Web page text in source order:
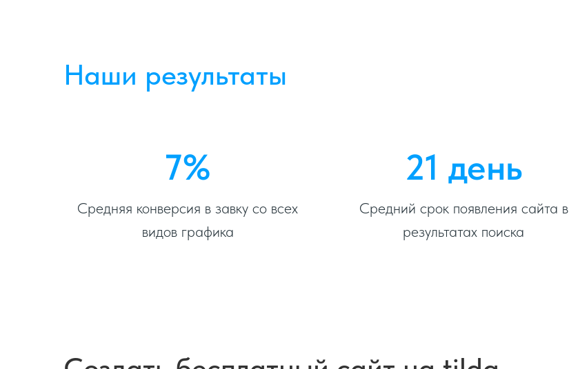
Наши результаты
7%
Средняя конверсия в завку со всех
видов графика
21 день
Средний срок появления сайта в
результатах поиска